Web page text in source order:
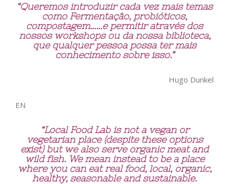
“Queremos introduzir cada vez mais temas
como Fermentação, probióticos,
compostagem……e permitir através dos
nossos workshops ou da nossa biblioteca,
que qualquer pessoa possa ter mais
conhecimento sobre isso.”
Hugo Dunkel
EN
“Local Food Lab is not a vegan or
vegetarian place (despite these options
exist) but we also serve organic meat and
wild fish. We mean instead to be a place
where you can eat real food, local, organic,
healthy, seasonable and sustainable.